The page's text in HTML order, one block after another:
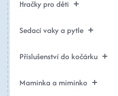
Hračky pro děti
Sedací vaky a pytle
Příslušenství do kočárku
Maminka a miminko